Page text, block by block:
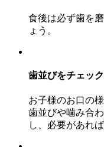
食後は必ず歯を
ょう。
歯並びをチェッ
お子様のお口の
歯並びや噛み合
し、必要があれ